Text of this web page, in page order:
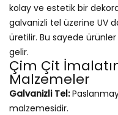
kolay ve estetik bir
galvanizli tel üzerine UV
üretilir. Bu sayede
gelir.
Çim Çit
Malzemeler
Galvanizli Tel:
malzemesidir.